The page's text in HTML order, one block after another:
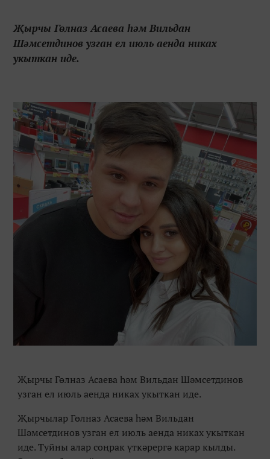
Җырчы Гөлназ Асаева һәм Вильдан
Шәмсетдинов узган ел июль аенда никах
укыткан иде.
Җырчы Гөлназ Асаева һәм Вильдан Шәмсетдинов
узган ел июль аенда никах укыткан иде.
Җырчылар Гөлназ Асаева һәм Вильдан
Шәмсетдинов узган ел июль аенда никах укыткан
иде. Туйны алар соңрак үткәрергә карар кылды.